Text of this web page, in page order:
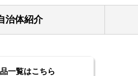
治体紹介
一覧はこちら